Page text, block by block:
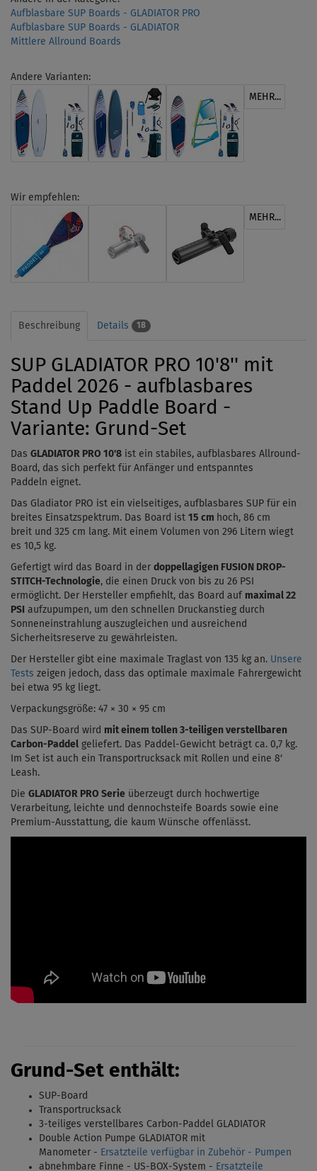
Aufblasbare SUP Boards - GLADIATOR PRO
Aufblasbare SUP Boards - GLADIATOR
Mittlere Allround Boards
Andere Varianten:
MEHR...
Wir empfehlen:
MEHR...
Beschreibung Details 18
SUP GLADIATOR PRO 10'8'' mit
Paddel 2026 - aufblasbares
Stand Up Paddle Board -
Variante: Grund-Set
Das GLADIATOR PRO 10'8 ist ein stabiles, aufblasbares Allround-
Board, das sich perfekt für Anfänger und entspanntes
Paddeln eignet.
Das Gladiator PRO ist ein vielseitiges, aufblasbares SUP für ein
breites Einsatzspektrum. Das Board ist 15 cm hoch, 86 cm
breit und 325 cm lang. Mit einem Volumen von 296 Litern wiegt
es 10,5 kg.
Gefertigt wird das Board in der doppellagigen FUSION DROP-
STITCH-Technologie, die einen Druck von bis zu 26 PSI
ermöglicht. Der Hersteller empfiehlt, das Board auf maximal 22
PSI aufzupumpen, um den schnellen Druckanstieg durch
Sonneneinstrahlung auszugleichen und ausreichend
Sicherheitsreserve zu gewährleisten.
Der Hersteller gibt eine maximale Traglast von 135 kg an. Unsere
Tests zeigen jedoch, dass das optimale maximale Fahrergewicht
bei etwa 95 kg liegt.
Verpackungsgröße: 47 × 30 × 95 cm
Das SUP-Board wird mit einem tollen 3-teiligen verstellbaren
Carbon-Paddel geliefert. Das Paddel-Gewicht beträgt ca. 0,7 kg.
Im Set ist auch ein Transportrucksack mit Rollen und eine 8‘
Leash.
Die GLADIATOR PRO Serie überzeugt durch hochwertige
Verarbeitung, leichte und dennochsteife Boards sowie eine
Premium-Ausstattung, die kaum Wünsche offenlässt.
Grund-Set enthält:
SUP-Board
Transportrucksack
3-teiliges verstellbares Carbon-Paddel GLADIATOR
Double Action Pumpe GLADIATOR mit
Manometer - Ersatzteile verfügbar in Zubehör - Pumpen
abnehmbare Finne - US-BOX-System - Ersatzteile